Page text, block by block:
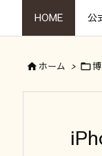
HOME 公
ホーム > 